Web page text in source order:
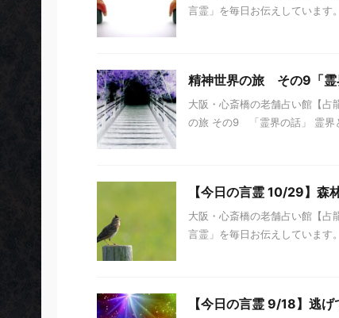
言霊」を毎日お伝えしていま
精神世界の旅 その9「霊
大阪・心斎橋の老舗占い館【
の旅 その9 「霊界の話」 霊界
【今日の言霊 10/29】森
大阪・心斎橋の老舗占い館【
言霊」を毎日お伝えしていま
【今日の言霊 9/18】逃げ